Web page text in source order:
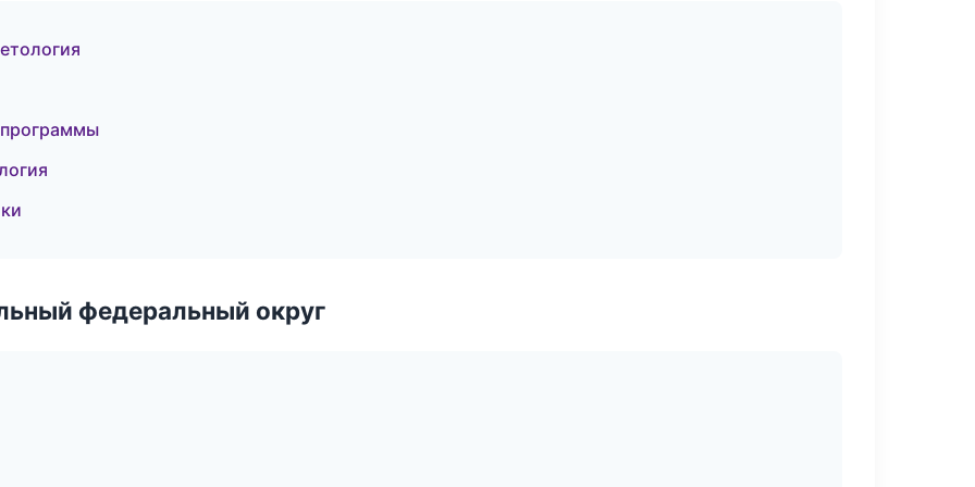
федеральный округ